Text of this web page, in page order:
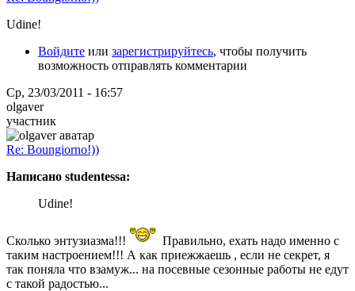
Udine!
Войдите или зарегистрируйтесь, чтобы получить
возможность отправлять комментарии
Ср, 23/03/2011 - 16:57
olgaver
участник
Re: Boungiorno!))
Написано studentessa:
Udine!
Сколько энтузиазма!!!
Правильно, ехать надо именно с
таким настроением!!! А как приежжаешь , если не секрет, я
так поняла что взамуж... на посевные сезонные работы не едут
с такой радостью...